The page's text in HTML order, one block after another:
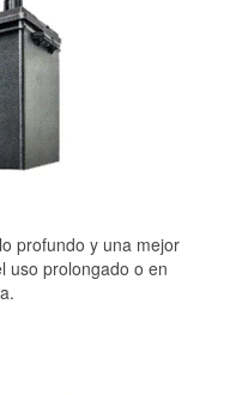
profundo y una mejor
uso prolongado o en